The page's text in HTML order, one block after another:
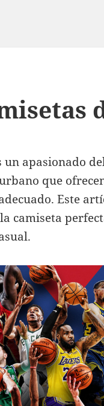
un apasionado
que
Este
camiseta